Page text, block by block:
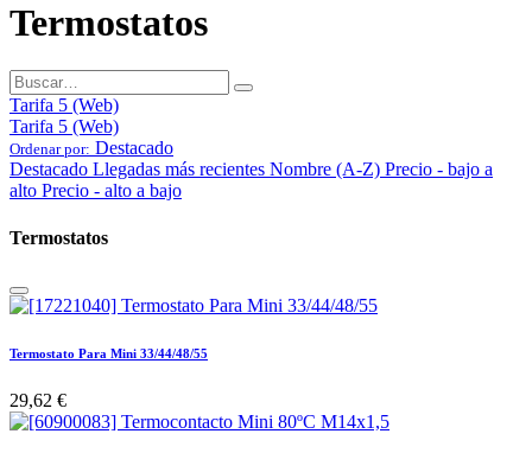
Termostatos
Tarifa 5 (Web)
Tarifa 5 (Web)
Ordenar por: Destacado
Destacado Llegadas más recientes Nombre (A-Z) Precio - bajo a
alto Precio - alto a bajo
Termostatos
Termostato Para Mini 33/44/48/55
29,62 €